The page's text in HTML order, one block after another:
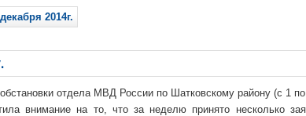
2014г.
отдела МВД России по Шатковскому району (с 1
внимание на то, что за неделю принято несколько